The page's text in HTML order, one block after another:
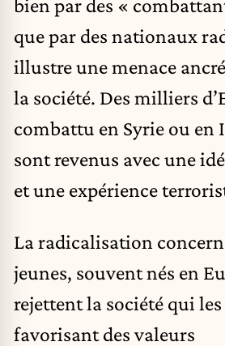
bien par des «
que par des nationaux
illustre une menace
la société. Des milliers
combattu en Syrie ou en
sont revenus avec une
et une expérience
La radicalisation
jeunes, souvent nés en
rejettent la société qui
favorisant des valeurs